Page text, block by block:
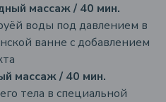
массаж / 40 мин.
воды под давлением в
ванне с добавлением
массаж / 40 мин.
тела в специальной